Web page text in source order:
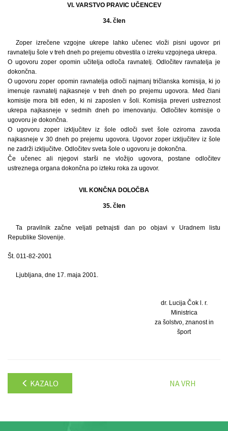
VI. VARSTVO PRAVIC UČENCEV
34. člen
Zoper izrečene vzgojne ukrepe lahko učenec vloži pisni ugovor pri
ravnatelju šole v treh dneh po prejemu obvestila o izreku vzgojnega ukrepa.
O ugovoru zoper opomin učitelja odloča ravnatelj. Odločitev ravnatelja je
dokončna.
O ugovoru zoper opomin ravnatelja odloči najmanj tričlanska komisija, ki jo
imenuje ravnatelj najkasneje v treh dneh po prejemu ugovora. Med člani
komisije mora biti eden, ki ni zaposlen v šoli. Komisija preveri ustreznost
ukrepa najkasneje v sedmih dneh po imenovanju. Odločitev komisije o
ugovoru je dokončna.
O ugovoru zoper izključitev iz šole odloči svet šole oziroma zavoda
najkasneje v 30 dneh po prejemu ugovora. Ugovor zoper izključitev iz šole
ne zadrži izključitve. Odločitev sveta šole o ugovoru je dokončna.
Če učenec ali njegovi starši ne vložijo ugovora, postane odločitev
ustreznega organa dokončna po izteku roka za ugovor.
VII. KONČNA DOLOČBA
35. člen
Ta pravilnik začne veljati petnajsti dan po objavi v Uradnem listu
Republike Slovenije.
Št. 011-82-2001
Ljubljana, dne 17. maja 2001.
dr. Lucija Čok l. r.
Ministrica
za šolstvo, znanost in
šport
KAZALO NA VRH